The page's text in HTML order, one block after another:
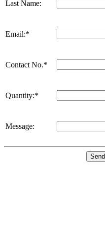
Last Name:
Email:*
Contact No.*
Quantity:*
Message:
Send